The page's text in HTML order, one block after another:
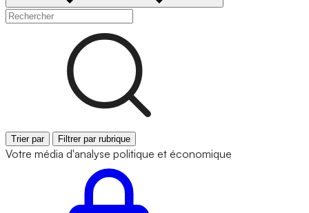
Trier par Filtrer par rubrique
Votre média d'analyse politique et économique